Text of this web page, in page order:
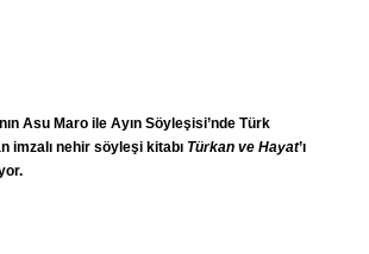
Asu Maro ile Ayın Söyleşisi’nde Türk
imzalı nehir söyleşi kitabı Türkan ve Hayat’ı